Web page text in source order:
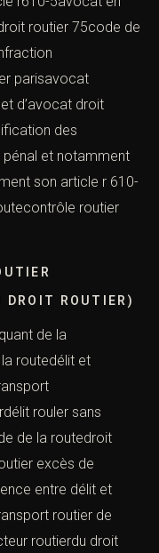
routier 75code de
parisavocat
d’avocat droit
des
et notamment
son article r 610-
routier
DROIT ROUTIER)
de la
routedélit et
rouler sans
de la routedroit
excès de
entre délit et
routier de
routierdu droit